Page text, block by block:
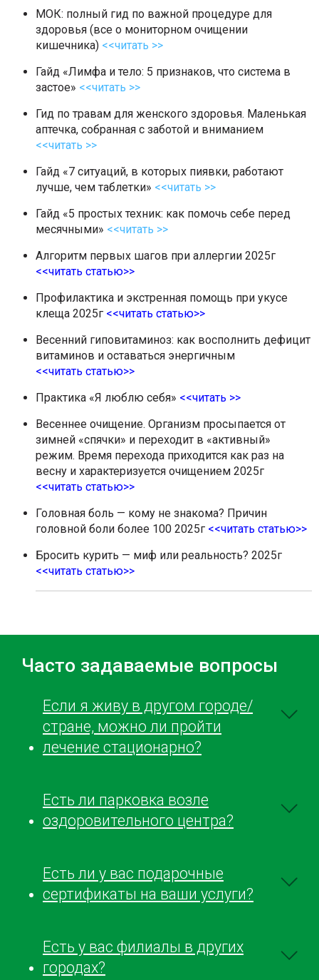
МОК: полный гид по важной процедуре для
здоровья (все о мониторном очищении
кишечника) <<читать >>
Гайд «Лимфа и тело: 5 признаков, что система в
застое» <<читать >>
Гид по травам для женского здоровья. Маленькая
аптечка, собранная с заботой и вниманием
<<читать >>
Гайд «7 ситуаций, в которых пиявки, работают
лучше, чем таблетки» <<читать >>
Гайд «5 простых техник: как помочь себе перед
месячными» <<читать >>
Алгоритм первых шагов при аллергии 2025г
<<читать статью>>
Профилактика и экстренная помощь при укусе
клеща 2025г <<читать статью>>
Весенний гиповитаминоз: как восполнить дефицит
витаминов и оставаться энергичным
<<читать статью>>
Практика «Я люблю себя» <<читать >>
Весеннее очищение. Организм просыпается от
зимней «спячки» и переходит в «активный»
режим. Время перехода приходится как раз на
весну и характеризуется очищением 2025г
<<читать статью>>
Головная боль — кому не знакома? Причин
головной боли более 100 2025г <<читать статью>>
Бросить курить — миф или реальность? 2025г
<<читать статью>>
Часто задаваемые вопросы
Если я живу в другом городе/
стране, можно ли пройти
лечение стационарно?
Есть ли парковка возле
оздоровительного центра?
Есть ли у вас подарочные
сертификаты на ваши услуги?
Есть у вас филиалы в других
городах?